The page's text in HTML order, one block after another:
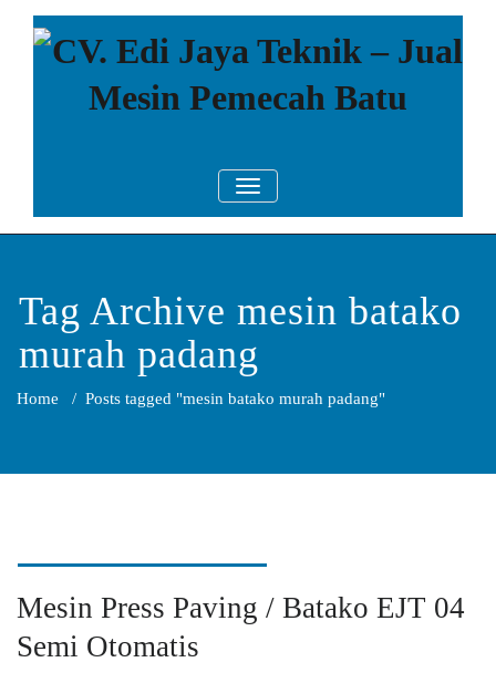
CV. Edi Jaya
Teknik – Jual
Pemecah Batu
TOGGLE NAVIGATION
Tag Archive mesin batako
murah padang
Home / Posts tagged "mesin batako murah padang"
Mesin Press Paving / Batako EJT 04
Semi Otomatis